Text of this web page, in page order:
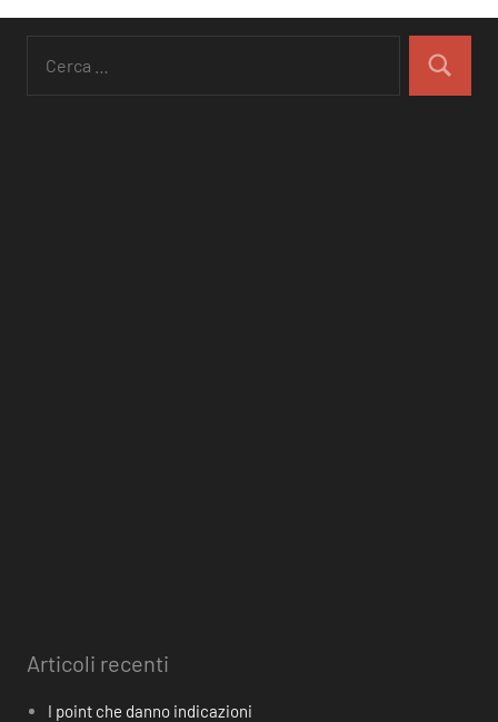
Articoli recenti
I point che danno indicazioni